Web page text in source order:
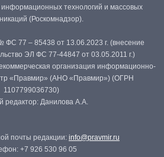
технологий и массовых
(Роскомнадзор).
ФС 77 – 85438 от 13.06.2023 г. (внесение
ЭЛ ФС 77-44847 от 03.05.2011 г.)
организация информационно-
«Правмир» (АНО «Правмир») (ОГРН
1107799036730)
редактор: Данилова А.А.
почты редакции: info@pravmir.ru
+7 926 530 96 05